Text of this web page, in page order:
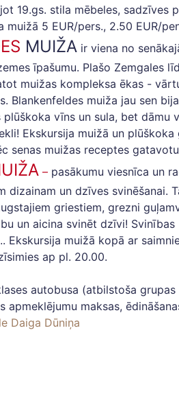
19.gs. stila mēbeles, sadzīves
muižā 5 EUR/pers., 2.50 EUR/
MUIŽA ir viena no
īpašumu. Plašo Zemgales
muižas kompleksa ēkas -
Blankenfeldes muiža jau sen
vīns un sula, bet
Ekskursija muižā un
senas muižas receptes
– pasākumu viesnīca un
dizainam un dzīves svinēšanai.
griestiem, grezni
un aicina svinēt dzīvi!
Ekskursija muižā kopā ar
ap pl. 20.00.
autobusa (atbilstoša
apmeklējumu maksas,
Daiga Dūniņa